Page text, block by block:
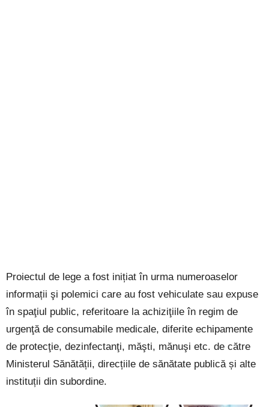
Proiectul de lege a fost inițiat în urma numeroaselor
informații şi polemici care au fost vehiculate sau expuse
în spaţiul public, referitoare la achiziţiile în regim de
urgenţă de consumabile medicale, diferite echipamente
de protecţie, dezinfectanţi, măşti, mănuşi etc. de către
Ministerul Sănătății, direcțiile de sănătate publică și alte
instituții din subordine.